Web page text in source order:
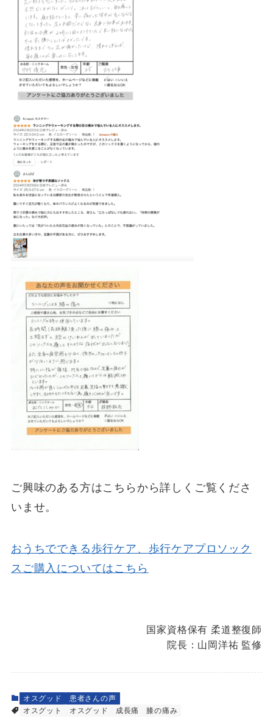
ご興味のある方はこちらから詳しくご覧くださ
いませ。
おうちでできる歩行ケア、歩行ケアプロソック
スご購入についてはこちら
国家資格保有 柔道整復師
院長：山岡洋祐 監修
オスグッド
患者さんの声
オスグット
オスグッド 成長痛 膝の痛み